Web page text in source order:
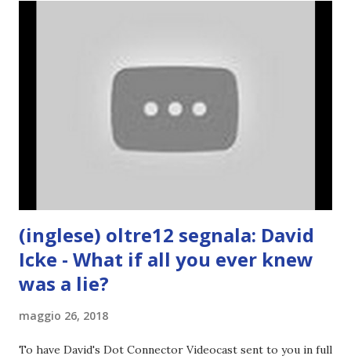
(inglese) oltre12 segnala: David
Icke - What if all you ever knew
was a lie?
maggio 26, 2018
To have David's Dot Connector Videocast sent to you in full